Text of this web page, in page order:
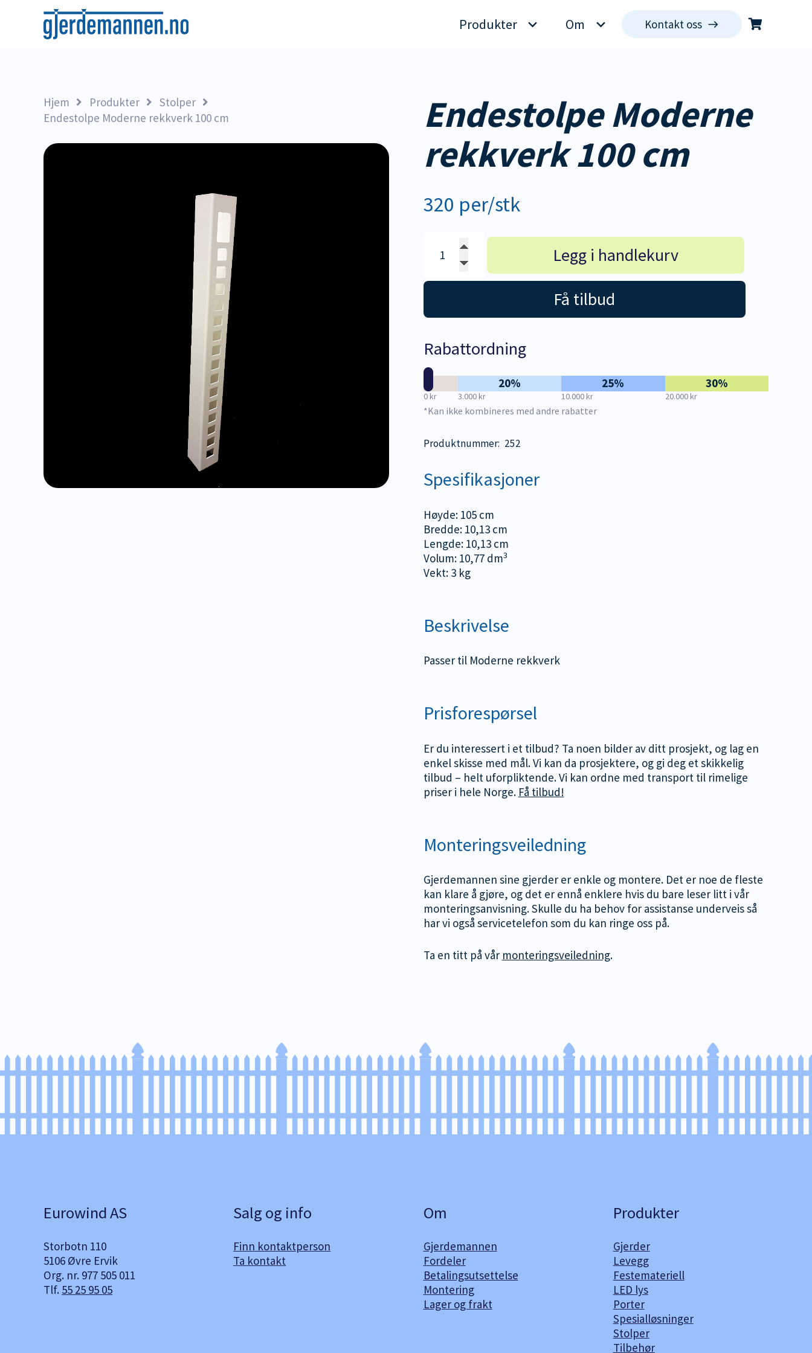
Produkter Om Kontakt oss east
Hjem Produkter
Stolper
Endestolpe Moderne rekkverk 100 cm
Endestolpe Moderne
rekkverk 100 cm
320 per/stk
Endestolpe
Moderne
antall
Legg i handlekurv
Få tilbud
Rabattordning
0 kr
20%
3.000 kr
25%
10.000 kr
30%
20.000 kr
*Kan ikke kombineres med andre rabatter
Produktnummer: 252
Spesifikasjoner
Høyde: 105 cm
Bredde: 10,13 cm
Lengde: 10,13 cm
Volum: 10,77 dm3
Vekt: 3 kg
Beskrivelse
Passer til Moderne rekkverk
Prisforespørsel
Er du interessert i et tilbud? Ta noen bilder av ditt prosjekt, og lag en
enkel skisse med mål. Vi kan da prosjektere, og gi deg et skikkelig
tilbud – helt uforpliktende. Vi kan ordne med transport til rimelige
priser i hele Norge. Få tilbud!
Monteringsveiledning
Gjerdemannen sine gjerder er enkle og montere. Det er noe de fleste
kan klare å gjøre, og det er ennå enklere hvis du bare leser litt i vår
monteringsanvisning. Skulle du ha behov for assistanse underveis så
har vi også servicetelefon som du kan ringe oss på.
Ta en titt på vår monteringsveiledning.
Eurowind AS
Storbotn 110
5106 Øvre Ervik
Org. nr. 977 505 011
Tlf. 55 25 95 05
Salg og info
Finn kontaktperson
Ta kontakt
Om
Gjerdemannen
Fordeler
Betalingsutsettelse
Montering
Lager og frakt
Produkter
Gjerder
Levegg
Festemateriell
LED lys
Porter
Spesialløsninger
Stolper
Tilbehør